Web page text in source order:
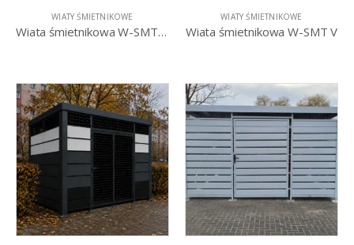
WIATY ŚMIETNIKOWE
Wiata śmietnikowa W-SMT IV
WIATY ŚMIETNIKOWE
Wiata śmietnikowa W-SMT V